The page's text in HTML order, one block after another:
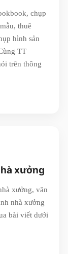
chụp
thuê
hình sản
TT
trên thông
xưởng
xưởng, văn
nhà xưởng
bài viết dưới